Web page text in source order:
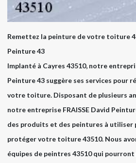
Remettez la peinture de votre toiture
Peinture 43
Implanté à Cayres 43510, notre
Peinture 43 suggère ses services pour
votre toiture. Disposant de plusieurs
notre entreprise FRAISSE David
des produits et des peintures à utiliser
protéger votre toiture 43510. Nous
équipes de peintres 43510 qui